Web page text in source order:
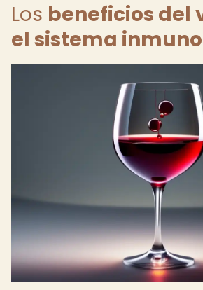
Los beneficios del
el sistema